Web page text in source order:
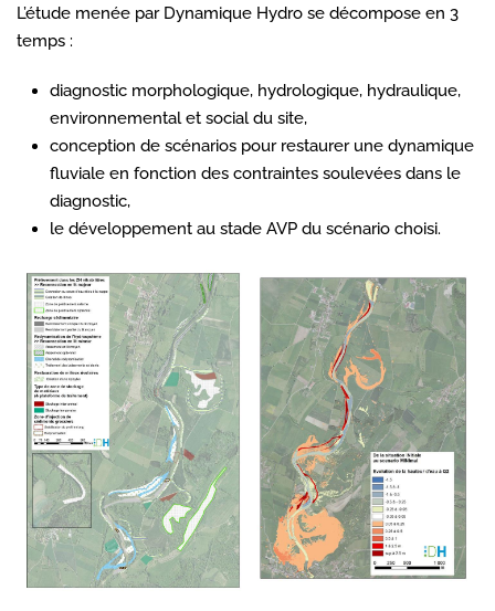
L’étude menée par Dynamique Hydro se décompose en 3
temps :
diagnostic morphologique, hydrologique, hydraulique,
environnemental et social du site,
conception de scénarios pour restaurer une dynamique
fluviale en fonction des contraintes soulevées dans le
diagnostic,
le développement au stade AVP du scénario choisi.